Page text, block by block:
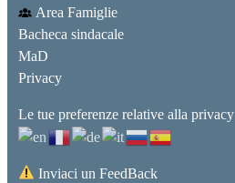
Area Famiglie
Bacheca sindacale
MaD
Privacy
Le tue preferenze relative alla privacy
Inviaci un FeedBack